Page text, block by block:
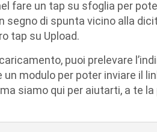
fare un tap su sfoglia per
segno di spunta vicino alla
tap su Upload.
puoi prelevare
modulo per poter inviare il
siamo qui per aiutarti, a te la